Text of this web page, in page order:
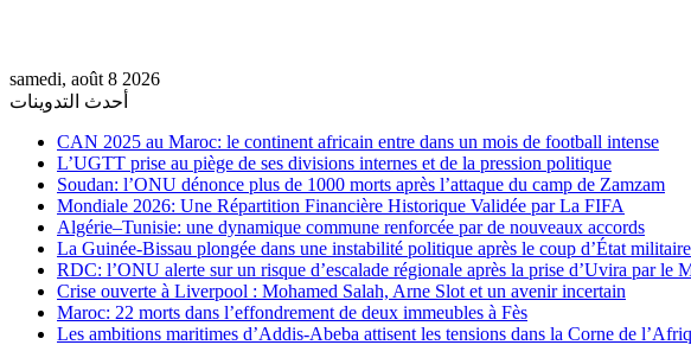
samedi, août 8 2026
أحدث التدوينات
CAN 2025 au Maroc: le continent africain entre dans un mois de football intense
L’UGTT prise au piège de ses divisions internes et de la pression politique
Soudan: l’ONU dénonce plus de 1000 morts après l’attaque du camp de Zamzam
Mondiale 2026: Une Répartition Financière Historique Validée par La FIFA
Algérie–Tunisie: une dynamique commune renforcée par de nouveaux accords
La Guinée-Bissau plongée dans une instabilité politique après le coup d’État militaire
RDC: l’ONU alerte sur un risque d’escalade régionale après la prise d’Uvira par le
Crise ouverte à Liverpool : Mohamed Salah, Arne Slot et un avenir incertain
Maroc: 22 morts dans l’effondrement de deux immeubles à Fès
Les ambitions maritimes d’Addis-Abeba attisent les tensions dans la Corne de